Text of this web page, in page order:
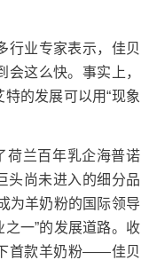
业专家表示，佳贝
这么快。事实上，
的发展可以用“现象
兰百年乳企海普诺
头尚未进入的细分品
为羊奶粉的国际领导
一”的发展道路。收
首款羊奶粉——佳贝